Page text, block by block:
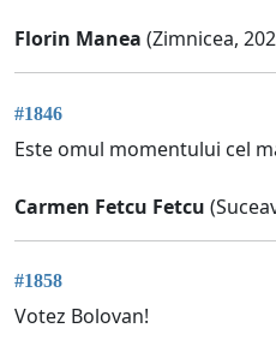
Florin Manea (Zimnicea,
#1846
Este omul momentului cel
Carmen Fetcu Fetcu
#1858
Votez Bolovan!